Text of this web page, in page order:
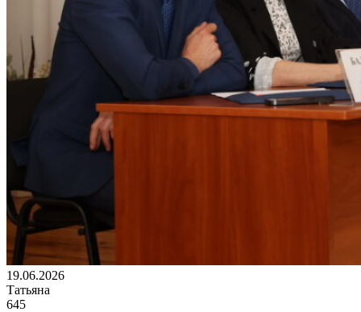
19.06.2026
Татьяна
645